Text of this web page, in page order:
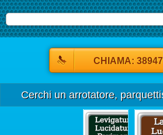
CHIAMA:
Cerchi un arrotatore,